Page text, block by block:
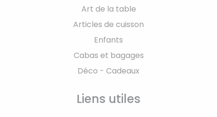
Art de la table
Articles de cuisson
Enfants
Cabas et bagages
Déco - Cadeaux
Liens utiles